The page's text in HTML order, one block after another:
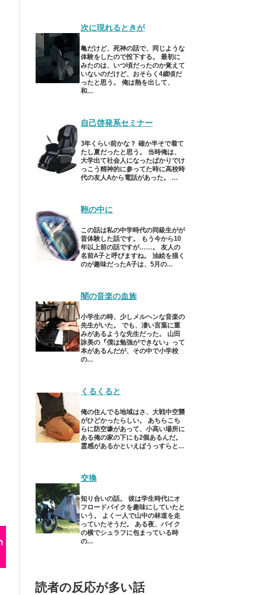
次に現れるときが
亀だけど、死神の話で、同じような
体験をしたので投下する。 最初に
みたのは、いつ頃だったのか覚えて
いないのだけど、おそらく4歳頃だ
ったと思う。 俺は熱を出して、
和...
自己啓発系セミナー
3年くらい前かな？ 確か半そで着て
たし夏だったと思う。 当時俺は、
大学出て社会人になったばかりでけ
っこう精神的に参ってた時に高校時
代の友人Aから電話があった。 ...
鞄の中に
この話は私の中学時代の同級生がが
昔体験した話です。 もう今から10
年以上前の話ですが……。 友人の
名前A子と呼びますね。 油絵を描く
のが趣味だったA子は、5月の...
闇の音楽の血族
小学生の時、少しメルヘンな音楽の
先生がいた。 でも、凄い言葉に重
みがあるような先生だった。 山田
詠美の『僕は勉強ができない』って
本があるんだが、その中で小学校
の...
くるくると
俺の住んでる地域はさ、大戦中空襲
がひどかったらしい。 あちらこち
らに防空壕があって、小高い場所に
ある俺の家の下にも2個あるんだ。
霊感があるかといえばうっすらと...
交換
知り合いの話。 彼は学生時代にオ
フロードバイクを趣味にしていたと
いう。 よく一人で山中の林道を走
っていたそうだ。 ある夜、バイク
の横でシュラフに包まっている時
の...
読者の反応が多い話